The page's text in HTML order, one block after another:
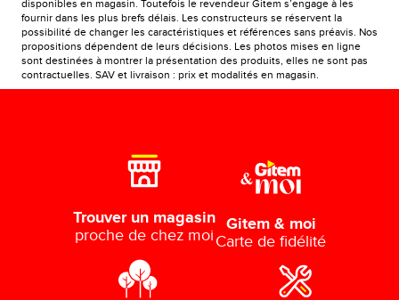
disponibles en magasin. Toutefois le revendeur Gitem s’engage à les
fournir dans les plus brefs délais. Les constructeurs se réservent la
possibilité de changer les caractéristiques et références sans préavis. Nos
propositions dépendent de leurs décisions. Les photos mises en ligne
sont destinées à montrer la présentation des produits, elles ne sont pas
contractuelles. SAV et livraison : prix et modalités en magasin.
Trouver un magasin
proche de chez moi
Gitem & moi
Carte de fidélité